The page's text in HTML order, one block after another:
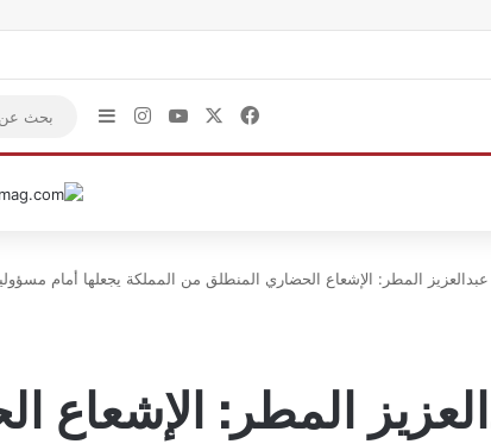
فيسبوك ‫YouTube
انستقرامإضافة عمود
المطر: الإشعاع الحضاري المنطلق من المملكة يجعلها أمام
المطر: الإشعاع